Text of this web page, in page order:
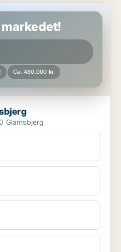
Ca. 480.000 kr.
Glamsbjerg